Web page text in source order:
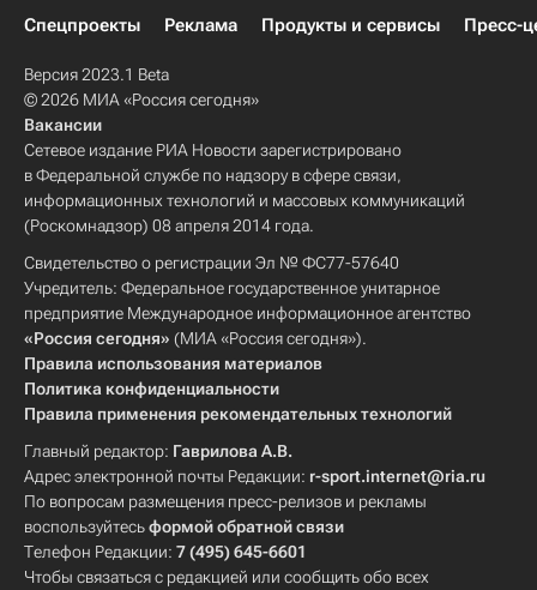
Спецпроекты
Реклама Продукты и сервисы Пресс-
Версия 2023.1 Beta
© 2026 МИА «Россия сегодня»
Вакансии
Сетевое издание РИА Новости зарегистрировано
в Федеральной службе по надзору в сфере связи,
информационных технологий и массовых коммуникаций
(Роскомнадзор) 08 апреля 2014 года.
Свидетельство о регистрации Эл № ФС77-57640
Учредитель: Федеральное государственное унитарное
предприятие Международное информационное агентство
«Россия сегодня» (МИА «Россия сегодня»).
Правила использования материалов
Политика конфиденциальности
Правила применения рекомендательных технологий
Главный редактор: Гаврилова А.В.
Адрес электронной почты Редакции: r-sport.internet@ria.ru
По вопросам размещения пресс-релизов и рекламы
воспользуйтесьформой обратной связи
Телефон Редакции: 7 (495) 645-6601
Чтобы связаться с редакцией или сообщить обо всех